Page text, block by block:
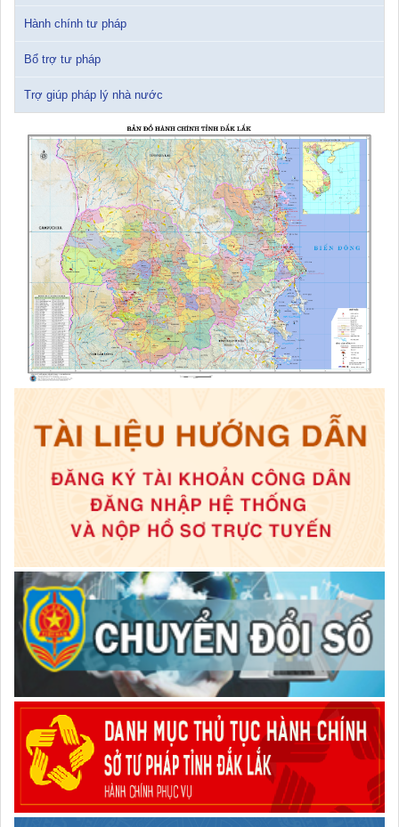
Đắk Lắk: Quyết tâm thực hiện hiệu quả Kế hoạch phòng, chống
24/10/2025 17:14:42
Hành chính tư pháp
Bổ trợ tư pháp
Trợ giúp pháp lý nhà nước